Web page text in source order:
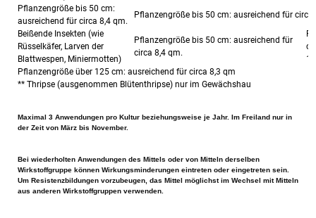
Pflanzengröße bis 50 cm:
ausreichend für circa 8,4 qm.
Pflanzengröße bis 50 cm: ausreichend für circa
Beißende Insekten (wie
Rüsselkäfer, Larven der
Blattwespen, Miniermotten)
Pflanzengröße bis 50 cm: ausreichend für
circa 8,4 qm.
Pflanzengröße über 125 cm: ausreichend für circa 8,3 qm
** Thripse (ausgenommen Blütenthripse) nur im Gewächshau
Maximal 3 Anwendungen pro Kultur beziehungsweise je Jahr. Im Freiland nur in
der Zeit von März bis November.
Bei wiederholten Anwendungen des Mittels oder von Mitteln derselben
Wirkstoffgruppe können Wirkungsminderungen eintreten oder eingetreten sein.
Um Resistenzbildungen vorzubeugen, das Mittel möglichst im Wechsel mit Mitteln
aus anderen Wirkstoffgruppen verwenden.